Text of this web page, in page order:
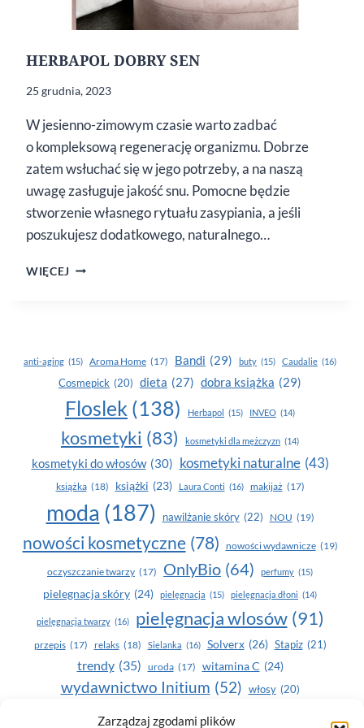
Zarządzaj zgodami plików
HERBAPOL DOBRY SEN
25 grudnia, 2023
W jesienno-zimowym czasie warto zadbać
o kompleksową regenerację organizmu. Dobrze
zatem wsłuchać się w jego potrzeby, a na naszą
uwagę zasługuje jakość snu. Pomocne będzie
stworzenie własnego rytuału zasypiania, a jeśli
poszukujesz dodatkowego, naturalnego…
WIĘCEJ HERBAPOL
anti-aging (15) Aroma Home (17) Bandi (29) buty (15) Caudalie (16)
Cosmepick (20) dieta (27) dobra książka (29)
Floslek (138) Herbapol (15) INVEO (14)
kosmetyki (83) kosmetyki dla mężczyzn (14)
kosmetyki do włosów (30) kosmetyki naturalne (43)
książka (18) książki (23) Laura Conti (16) makijaż (17)
moda (187) nawilżanie skóry (22) NOU (19)
nowości kosmetyczne (78) nowości wydawnicze (19)
oczyszczanie twarzy (17) OnlyBio (64) perfumy (15)
pielegnacja skóry (24) pielęgnacja (15) pielęgnacja dłoni (14)
pielęgnacja twarzy (16) pielęgnacja wlosów (91)
przepis (17) relaks (18) Sielanka (16) Solverx (26) Stapiz (21)
trendy (35) uroda (17) witamina C (24)
wydawnictwo Initium (52) włosy (20)
Yasumi(164) zdrowe zęby